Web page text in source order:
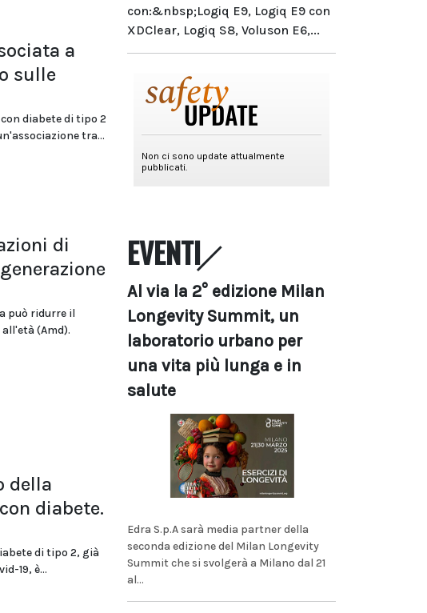
a
sulle
diabete di tipo 2
tra...
di
può ridurre il
(Amd).
della
diabete.
di tipo 2, già
19, è...
con:&nbsp;Logiq E9, Logiq E9 con
XDClear, Logiq S8, Voluson E6,...
EVENTI
Al via la 2° edizione Milan
Longevity Summit, un
laboratorio urbano per
una vita più lunga e in
salute
Edra S.p.A sarà media partner della
seconda edizione del Milan Longevity
Summit che si svolgerà a Milano dal 21
al...